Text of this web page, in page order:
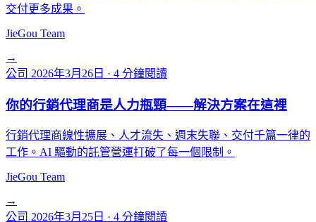
交付更多成果。
JieGou Team
→
公司 2026年3月26日 · 4 分鐘閱讀
你的行銷代理商是人力瓶頸——解決方案在這裡
行銷代理商線性擴展、人才流失、週末失聯、交付千篇一律的
工作。AI 驅動的託管營運打破了每一個限制。
JieGou Team
→
公司 2026年3月25日 · 4 分鐘閱讀